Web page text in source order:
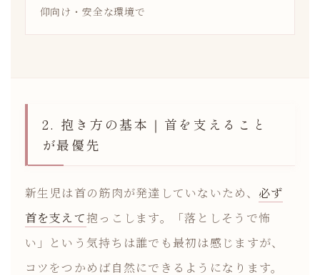
仰向け・安全な環境で
2. 抱き方の基本｜首を支えること
が最優先
新生児は首の筋肉が発達していないため、 必ず
首を支えて抱っこします。「落としそうで怖
い」という気持ちは誰でも最初は感じますが、
コツをつかめば自然にできるようになります。